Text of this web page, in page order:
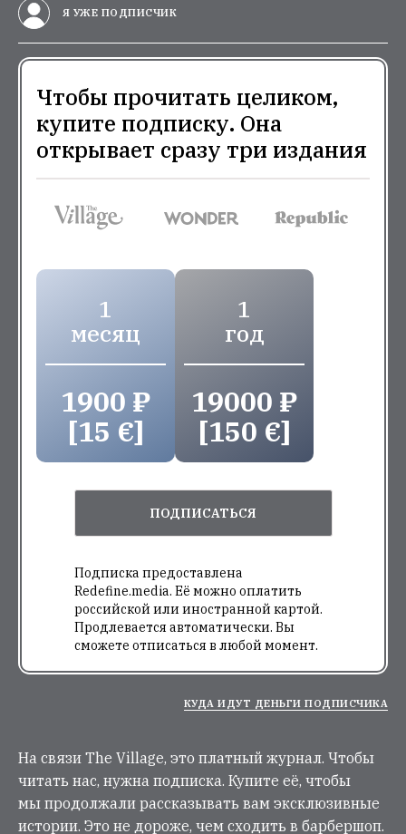
Я УЖЕ ПОДПИСЧИК
Чтобы прочитать целиком,
купите подписку. Она
открывает сразу три издания
1
месяц
1900 ₽
[15 €]
1
год
19000 ₽
[150 €]
ПОДПИСАТЬСЯ
Подписка предоставлена
Redefine.media. Её можно оплатить
российской или иностранной картой.
Продлевается автоматически. Вы
сможете отписаться в любой момент.
КУДА ИДУТ ДЕНЬГИ ПОДПИСЧИКА
На связи The Village, это платный журнал. Чтобы
читать нас, нужна подписка. Купите её, чтобы
мы продолжали рассказывать вам эксклюзивные
истории. Это не дороже, чем сходить в барбершоп.